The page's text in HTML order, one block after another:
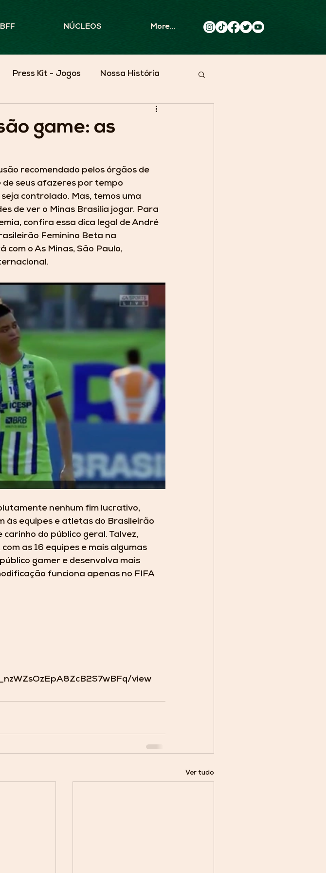
NÚCLEOS More...
Press Kit - Jogos Nossa História
game: as
recomendado pelos órgãos de
de seus afazeres por tempo
controlado. Mas, temos uma
de ver o Minas Brasília jogar. Para
confira essa dica legal de André
Feminino Beta na
o As Minas, São Paulo,
nenhum fim lucrativo,
às equipes e atletas do Brasileirão
carinho do público geral. Talvez,
as 16 equipes e mais algumas
gamer e desenvolva mais
funciona apenas no FIFA
view
Ver tudo